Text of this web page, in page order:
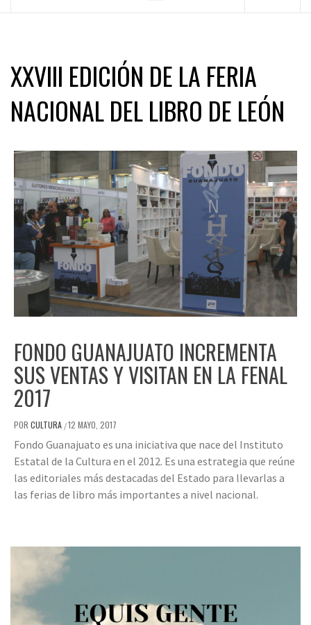
XXVIII EDICIÓN DE LA FERIA
NACIONAL DEL LIBRO DE LEÓN
FONDO GUANAJUATO INCREMENTA
SUS VENTAS Y VISITAN EN LA FENAL
2017
POR CULTURA /12 MAYO, 2017
Fondo Guanajuato es una iniciativa que nace del Instituto
Estatal de la Cultura en el 2012. Es una estrategia que reúne
las editoriales más destacadas del Estado para llevarlas a
las ferias de libro más importantes a nivel nacional.